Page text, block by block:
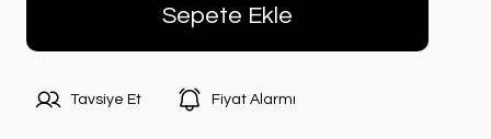
Sepete Ekle
Tavsiye Et Fiyat Alarmı